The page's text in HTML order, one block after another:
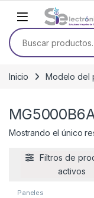
Skip to navigation
Skip to content
Buscar por:
Inicio Modelo del
Mostrando el único
Filtros de
activos
Paneles